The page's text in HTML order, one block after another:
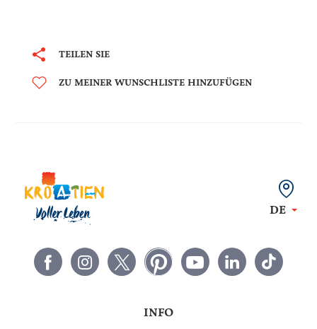
TEILEN SIE
ZU MEINER WUNSCHLISTE HINZUFÜGEN
DE
INFO